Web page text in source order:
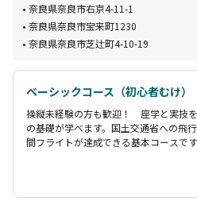
奈良県奈良市右京4-11-1
奈良県奈良市宝来町1230
奈良県奈良市芝辻町4-10-19
ベーシックコース（初心者むけ）
操縦未経験の方も歓迎！ 座学と実技
の基礎が学べます。国土交通省への飛
間フライトが達成できる基本コースで